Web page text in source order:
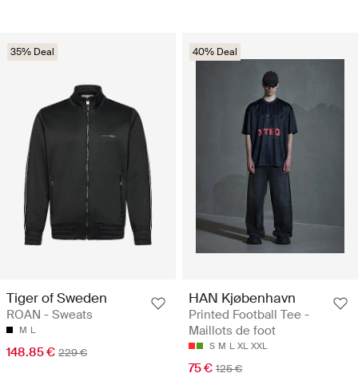
35% Deal
Tiger of Sweden
ROAN - Sweats
M L
148.85 € 229 €
40% Deal
HAN Kjøbenhavn
Printed Football Tee -
Maillots de foot
S M L XL XXL
75 € 125 €